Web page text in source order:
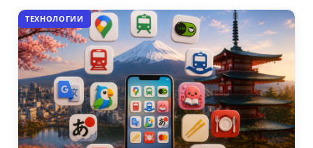
ТЕХНОЛОГИИ